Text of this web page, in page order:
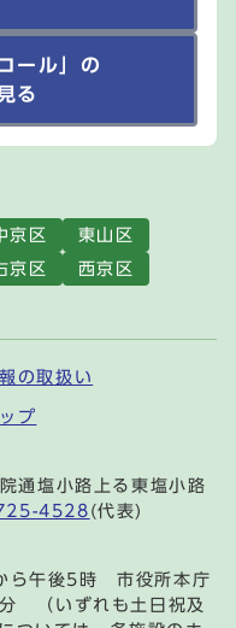
ール」の
る
京区
東山区
京区
西京区
の取扱い
プ
塩小路上る東塩小路
4528 (代表)
ら午後5時 市役所本庁
（いずれも土日祝及